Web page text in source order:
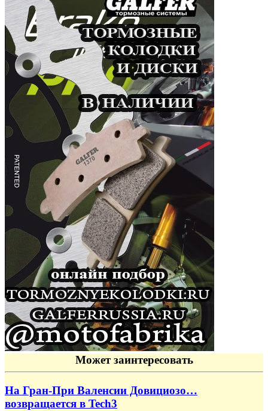
Может заинтересовать
На Гран-При Валенсии Довициозо…
возвращается в Tech3